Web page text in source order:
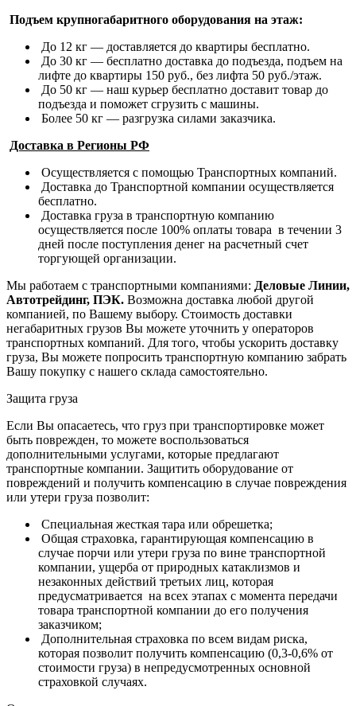
Подъем крупногабаритного оборудования на этаж:
До 12 кг — доставляется до квартиры бесплатно.
До 30 кг — бесплатно доставка до подъезда, подъем на
лифте до квартиры 150 руб., без лифта 50 руб./этаж.
До 50 кг — наш курьер бесплатно доставит товар до
подъезда и поможет сгрузить с машины.
Более 50 кг — разгрузка силами заказчика.
Доставка в Регионы РФ
Осуществляется с помощью Транспортных компаний.
Доставка до Транспортной компании осуществляется
бесплатно.
Доставка груза в транспортную компанию
осуществляется после 100% оплаты товара в течении 3
дней после поступления денег на расчетный счет
торгующей организации.
Мы работаем с транспортными компаниями: Деловые Линии,
Автотрейдинг, ПЭК. Возможна доставка любой другой
компанией, по Вашему выбору. Стоимость доставки
негабаритных грузов Вы можете уточнить у операторов
транспортных компаний. Для того, чтобы ускорить доставку
груза, Вы можете попросить транспортную компанию забрать
Вашу покупку с нашего склада самостоятельно.
Защита груза
Если Вы опасаетесь, что груз при транспортировке может
быть поврежден, то можете воспользоваться
дополнительными услугами, которые предлагают
транспортные компании. Защитить оборудование от
повреждений и получить компенсацию в случае повреждения
или утери груза позволит:
Специальная жесткая тара или обрешетка;
Общая страховка, гарантирующая компенсацию в
случае порчи или утери груза по вине транспортной
компании, ущерба от природных катаклизмов и
незаконных действий третьих лиц, которая
предусматривается на всех этапах с момента передачи
товара транспортной компании до его получения
заказчиком;
Дополнительная страховка по всем видам риска,
которая позволит получить компенсацию (0,3-0,6% от
стоимости груза) в непредусмотренных основной
страховкой случаях.